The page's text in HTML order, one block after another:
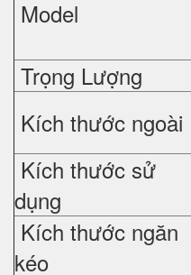
Model
Trọng Lượng
Kích thước ngoài
Kích thước sử
dụng
Kích thước ngăn
kéo